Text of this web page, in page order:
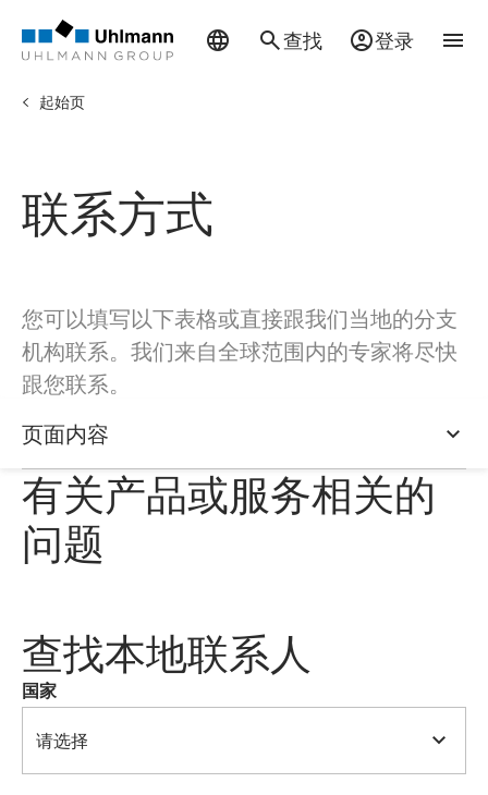
查找 登录
起始页
联系方式
您可以填写以下表格或直接跟我们当地的分支
机构联系。我们来自全球范围内的专家将尽快
跟您联系。
页面内容
有关产品或服务相关的
问题
查找本地联系人
国家
请选择